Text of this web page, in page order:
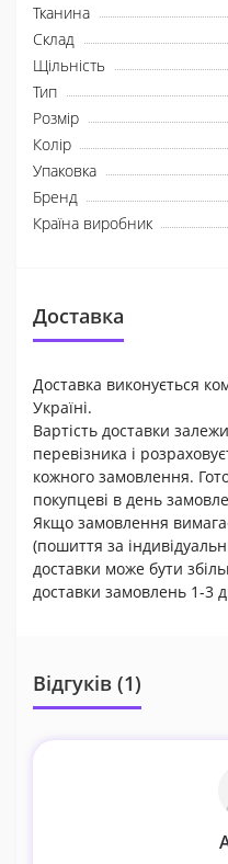
Тканина
Склад
Щільність
Тип
Розмір
Колір
Упаковка
Бренд
Країна виробник
Доставка
Доставка виконується
Україні.
Вартість доставки
перевізника і
кожного замовлення.
покупцеві в день
Якщо замовлення
(пошиття за
доставки може бути
доставки замовлень 1-3
Відгуків (1)